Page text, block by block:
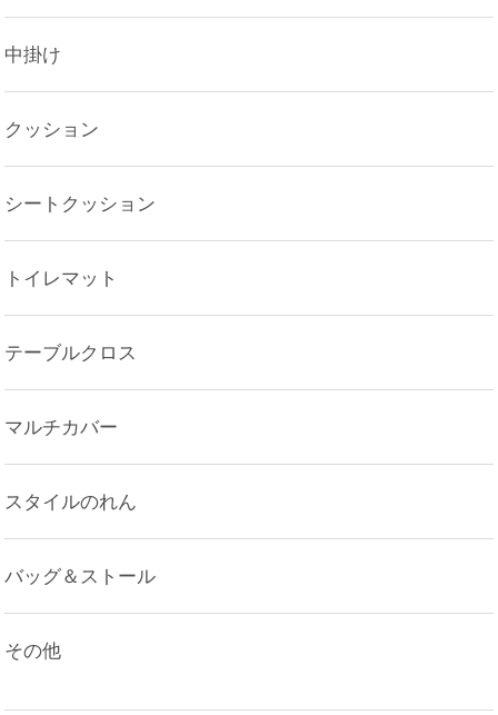
中掛け
クッション
シートクッション
トイレマット
テーブルクロス
マルチカバー
スタイルのれん
バッグ＆ストール
その他